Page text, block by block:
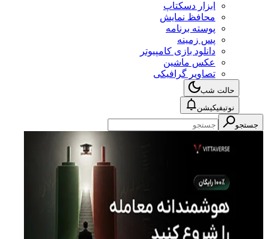
ابزار دسکتاپ
محافظ نمایش
پوسته برنامه
پس زمینه
دانلود بازی کامپیوتر
عکس ماشین
تصاویر گرافیکی
حالت شب
نوتیفیکیشن
جستجو